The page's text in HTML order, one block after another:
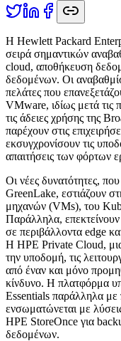
Η Hewlett Packard
σειρά σημαντικών
cloud, αποθήκευση
δεδομένων. Οι
πελάτες που
VMware, ιδίως μετά τις
τις άδειες χρήσης της
παρέχουν στις
εκσυγχρονίσουν τις
απαιτήσεις των φόρτων
Οι νέες δυνατότητες,
GreenLake, εστιάζουν
μηχανών (VMs), του
Παράλληλα,
σε περιβάλλοντα edge
Η HPE Private Cloud, μια
την υποδομή, τις
από έναν και μόνο
κίνδυνο. Η πλατφόρμα
Essentials παράλληλα με
ενσωματώνεται με
HPE StoreOnce για
δεδομένων.